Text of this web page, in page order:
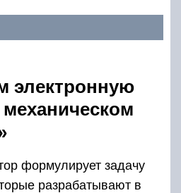
электронную
формулирует задачу
разрабатывают в